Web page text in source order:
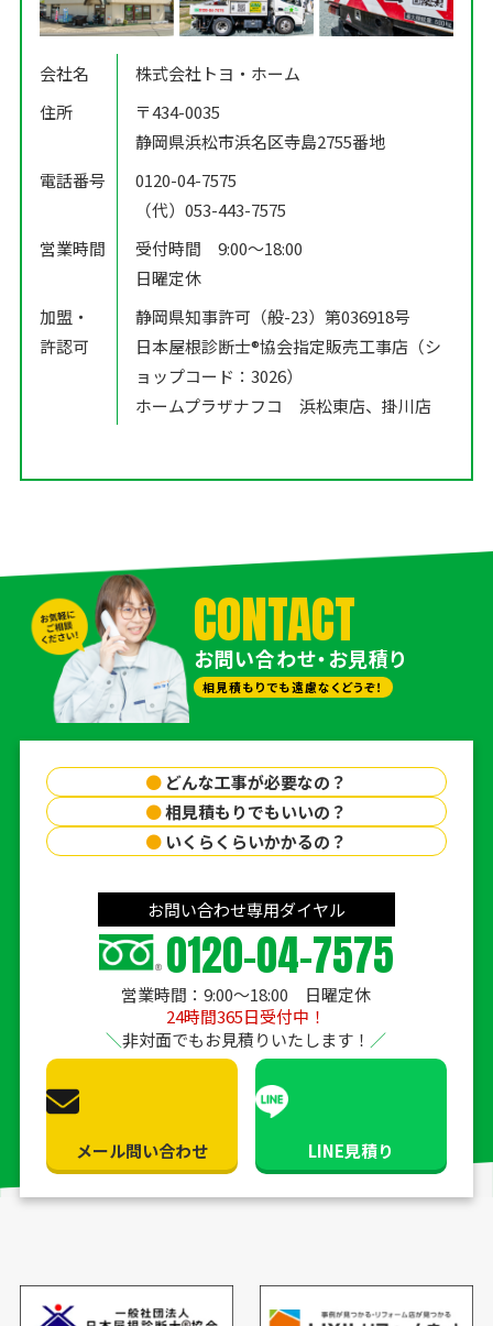
会社名
株式会社トヨ・ホーム
住所
〒434-0035
静岡県浜松市浜名区寺島2755番地
電話番号
0120-04-7575
（代）053-443-7575
営業時間
受付時間 9:00〜18:00
日曜定休
加盟・
許認可
静岡県知事許可（般-23）第036918号
日本屋根診断士®️協会指定販売工事店（シ
ョップコード：3026）
ホームプラザナフコ 浜松東店、掛川店
CONTACT
お問い合わせ・お見積り
相見積もりでも遠慮なくどうぞ！
● どんな工事が必要なの？
●相見積もりでもいいの？
● いくらくらいかかるの？
お問い合わせ専用ダイヤル
0120-04-7575
営業時間：9:00〜18:00 日曜定休
24時間365日受付中！
非対面でもお見積りいたします！
メール問い合わせ LINE見積り